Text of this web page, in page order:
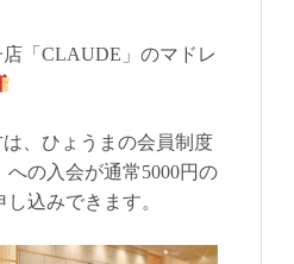
「CLAUDE」のマドレ
、ひょうまの会員制度
への入会が通常5000円の
込みできます。